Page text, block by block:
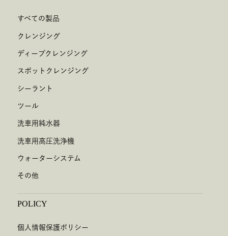
すべての製品
クレンジング
ディープクレンジング
スポットクレンジング
シーラント
ツール
洗車用純水器
洗車用高圧洗浄機
ウォーターシステム
その他
POLICY
個人情報保護ポリシー